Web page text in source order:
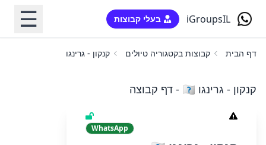
iGroupsIL בעלי קבוצות ☰
דף הבית קבוצות בקטגוריה טיולים קנקון - גרינגו 🇲🇽
קנקון - גרינגו 🇲🇽 - דף קבוצה
WhatsApp